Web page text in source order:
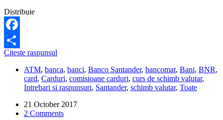
Distribuie
Facebook
Share
Citeste raspunsul
retrag
bani
de
bancomat
din
ATM, banca, banci, Banco Santander, bancomat, Bani, BNR,
card, Carduri, comisioane carduri, curs de schimb valutar,
Intrebari si raspunsuri, Santander, schimb valutar, Toate
21 October 2017
2 Comments